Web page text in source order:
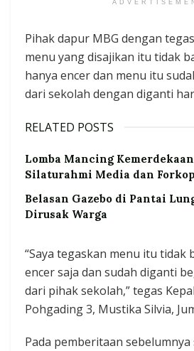
Pihak dapur MBG dengan
menu yang disajikan itu tidak
hanya encer dan menu itu
dari sekolah dengan diganti
RELATED POSTS
Lomba Mancing
Silaturahmi Media dan
Belasan Gazebo di Pantai
Dirusak Warga
“Saya tegaskan menu itu tidak
encer saja dan sudah diganti
dari pihak sekolah,” tegas
Pohgading 3, Mustika Silvia,
Pada pemberitaan